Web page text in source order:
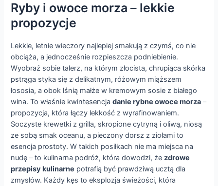
Ryby i owoce morza – lekkie
propozycje
Lekkie, letnie wieczory najlepiej smakują z czymś, co nie
obciąża, a jednocześnie rozpieszcza podniebienie.
Wyobraź sobie talerz, na którym złocista, chrupiąca skórka
pstrąga styka się z delikatnym, różowym miąższem
łososia, a obok lśnią małże w kremowym sosie z białego
wina. To właśnie kwintesencjadanie rybne owoce morza –
propozycja, która łączy lekkość z wyrafinowaniem.
Soczyste krewetki z grilla, skropione cytryną i oliwą, niosą
ze sobą smak oceanu, a pieczony dorsz z ziołami to
esencja prostoty. W takich posiłkach nie ma miejsca na
nudę – to kulinarna podróż, która dowodzi, żezdrowe
przepisy kulinarne potrafią być prawdziwą ucztą dla
zmysłów. Każdy kęs to eksplozja świeżości, która